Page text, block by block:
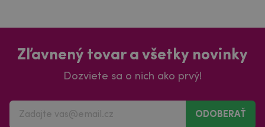
Zľavnený tovar a všetky novinky
Dozviete sa o nich ako prvý!
ODOBERAŤ